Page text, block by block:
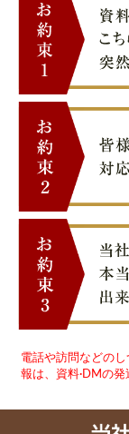
電話や訪問などの
報は、資料·DMの